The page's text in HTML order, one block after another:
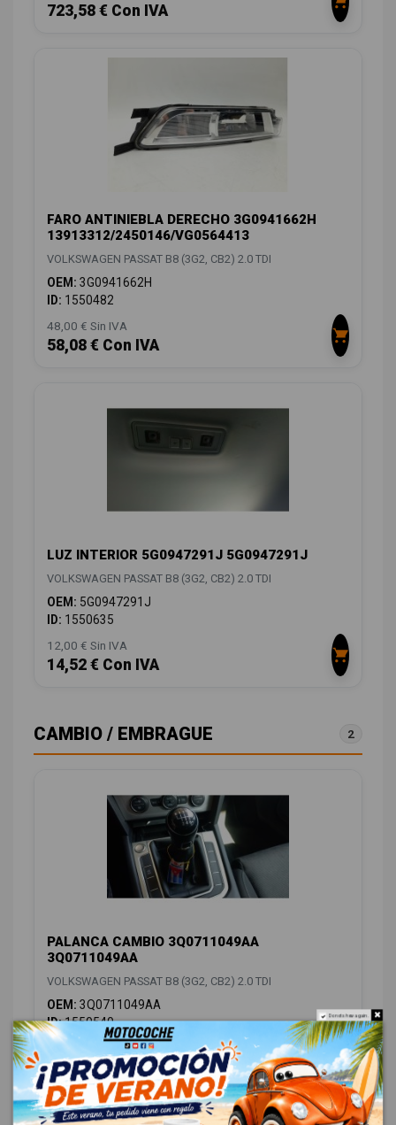
723,58 € Con IVA
FARO ANTINIEBLA DERECHO 3G0941662H
13913312/2450146/VG0564413
VOLKSWAGEN PASSAT B8 (3G2, CB2) 2.0 TDI
OEM: 3G0941662H
ID: 1550482
48,00 € Sin IVA
58,08 € Con IVA
LUZ INTERIOR 5G0947291J 5G0947291J
VOLKSWAGEN PASSAT B8 (3G2, CB2) 2.0 TDI
OEM: 5G0947291J
ID: 1550635
12,00 € Sin IVA
14,52 € Con IVA
CAMBIO / EMBRAGUE 2
PALANCA CAMBIO 3Q0711049AA
3Q0711049AA
VOLKSWAGEN PASSAT B8 (3G2, CB2) 2.0 TDI
OEM: 3Q0711049AA
ID:1550540
48,00 € Sin IVA
58,08 € Con IVA
Do not show again.